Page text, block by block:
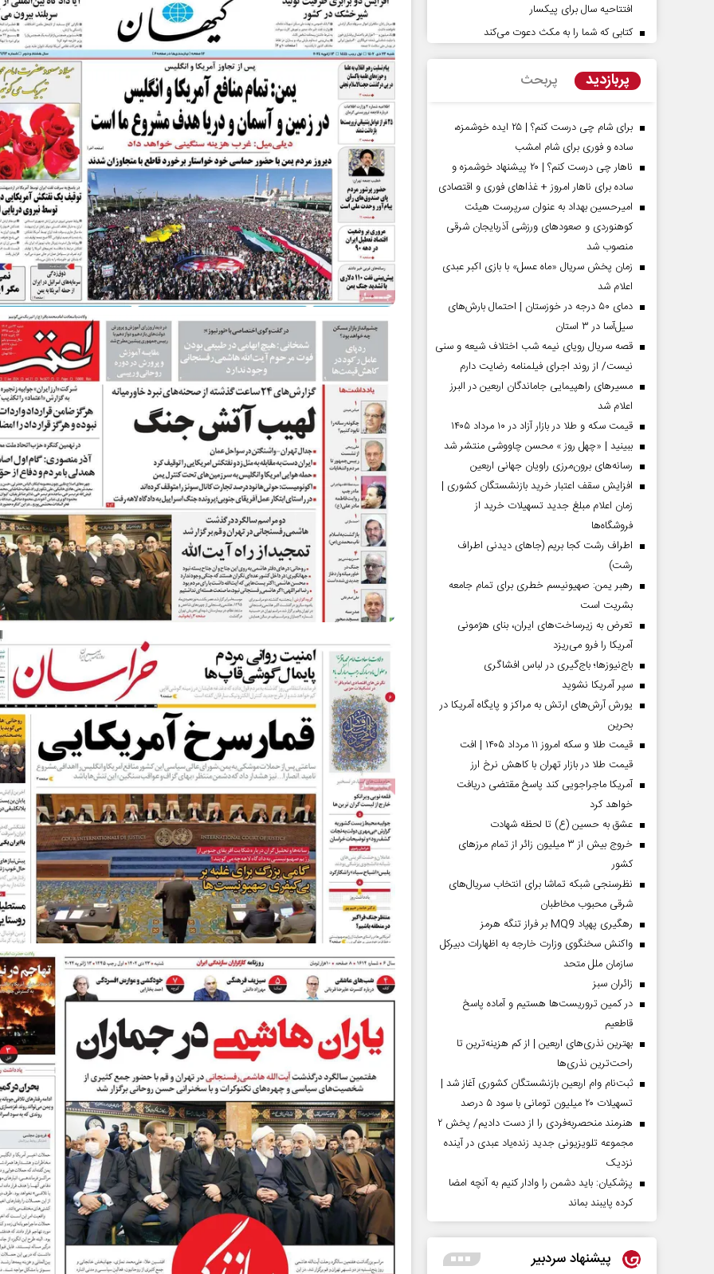
افتتاحیه سال برای پیکسار
کتابی که شما را به مکث دعوت می‌کند
پربازدید پربحث
برای شام چی درست کنم؟ | ۲۵ ایده خوشمزه،
ساده و فوری برای شام امشب
ناهار چی درست کنم؟ | ۲۰ پیشنهاد خوشمزه و
ساده برای ناهار امروز + غذاهای فوری و اقتصادی
امیرحسین بهداد به عنوان سرپرست هیئت
کوهنوردی و صعودهای ورزشی آذربایجان شرقی
منصوب شد
زمان پخش سریال «ماه عسل» با بازی اکبر عبدی
اعلام شد
دمای ۵۰ درجه در خوزستان | احتمال بارش‌های
سیل‌آسا در ۳ استان
قصه سریال رویای نیمه شب اختلاف شیعه و سنی
نیست/ از روند اجرای فیلمنامه رضایت دارم
مسیر‌های راهپیمایی جاماندگان اربعین در البرز
اعلام شد
قیمت سکه و طلا در بازار آزاد در ۱۰ مرداد ۱۴۰۵
ببینید | «چهل روز » محسن چاووشی منتشر شد
رسانه‌های برون‌مرزی راویان جهانی اربعین
افزایش سقف اعتبار خرید بازنشستگان کشوری |
زمان اعلام مبلغ جدید تسهیلات خرید از
فروشگاه‌ها
اطراف رشت کجا بریم (جاهای دیدنی اطراف
رشت)
رهبر یمن: صهیونیسم خطری برای تمام جامعه
بشریت است
تعرض به زیرساخت‌های ایران، بنای هژمونی
آمریکا را فرو می‌ریزد
باج‌نیوزها؛ باج‌گیری در لباس افشاگری
سپر آمریکا نشوید
یورش آرش‌های ارتش به مراکز و پایگاه‌ آمریکا در
بحرین
قیمت طلا و سکه امروز ۱۱ مرداد ۱۴۰۵ | افت
قیمت طلا در بازار تهران با کاهش نرخ ارز
آمریکا ماجراجویی کند پاسخ مقتضی دریافت
خواهد کرد
عشق به حسین (ع) تا لحظه شهادت
خروج بیش از ۳ میلیون زائر از تمام مرز‌های
کشور
نظرسنجی شبکه تماشا برای انتخاب سریال‌های
شرقی محبوب مخاطبان
رهگیری پهپاد MQ9 بر فراز تنگه هرمز
واکنش سخنگوی وزارت خارجه به اظهارات دبیرکل
سازمان ملل متحد
‌زائران سبز
در کمین تروریست‌ها هستیم و آماده پاسخ
قاطعیم
بهترین نذری‌های اربعین | از کم هزینه‌ترین تا
راحت‌ترین نذری‌ها
ثبت‌نام وام اربعین بازنشستگان کشوری آغاز شد |
تسهیلات ۲۰ میلیون تومانی با سود ۵ درصد
هنرمند منحصر‌به‌فردی را از دست دادیم/ پخش ۲
مجموعه تلویزیونی جدید زنده‌یاد عبدی در آینده
نزدیک
پزشکیان: باید دشمن را وادار کنیم به آنچه امضا
کرده پایبند بماند
پیشنهاد سردبیر
کوتاه‏‌مدت و
مسائل سیاسی
اربعین نماد مقاومت در برابر
استکبار‌
رحمت‌الله نوروزی - عضو کمیسیون اجتماعی
مجلس
از باتلاق انرژی تا بن‌بست ترامپ
رضا سپهوند - سخنگوی کمیسیون انرژی مجلس
حکایت یک
نرگس
صفحات نخست روزنامه ها‌ی‌سه‌شنبه ۶ مردادماه
صفحات نخست روزنامه ها‌ی یکشنبه ۴ مردادماه
صفحات نخست روزنامه ها‌ی شنبه ۳ مردادماه